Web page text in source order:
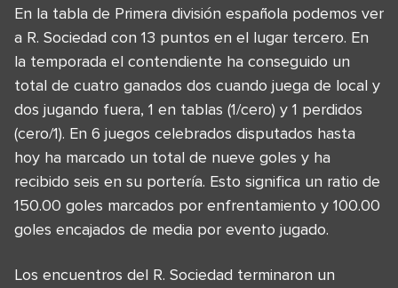
En la tabla de Primera división española podemos ver
a R. Sociedad con 13 puntos en el lugar tercero. En
la temporada el contendiente ha conseguido un
total de cuatro ganados dos cuando juega de local y
dos jugando fuera, 1 en tablas (1/cero) y 1 perdidos
(cero/1). En 6 juegos celebrados disputados hasta
hoy ha marcado un total de nueve goles y ha
recibido seis en su portería. Esto significa un ratio de
150.00 goles marcados por enfrentamiento y 100.00
goles encajados de media por evento jugado.
Los encuentros del R. Sociedad terminaron un